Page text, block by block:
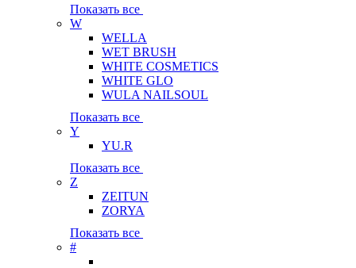
Показать все
W
WELLA
WET BRUSH
WHITE COSMETICS
WHITE GLO
WULA NAILSOUL
Показать все
Y
YU.R
Показать все
Z
ZEITUN
ZORYA
Показать все
#